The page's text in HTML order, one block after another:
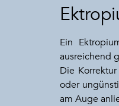
Ein
ausreichend
Die
oder
am Auge